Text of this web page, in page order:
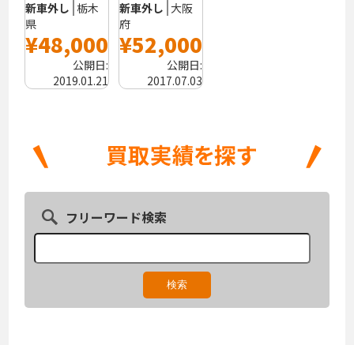
新車外し 栃木
県
¥48,000
公開日:
2019.01.21
新車外し 大阪
府
¥52,000
公開日:
2017.07.03
フリーワード検索